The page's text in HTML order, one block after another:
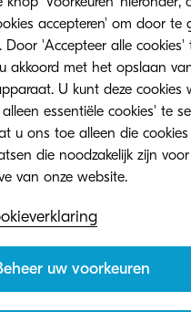
Contacteer ons
accepteren' om door te
Door 'Accepteer alle cookies'
akkoord met het opslaan
U kunt deze cookies
essentiële cookies' te
u ons toe alleen die
die noodzakelijk zijn
uw voorkeuren